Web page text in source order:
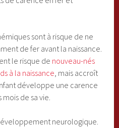
sont à risque de ne
de fer avant la naissance.
le risque de nouveau-nés
à la naissance, mais accroît
développe une carence
de sa vie.
neurologique.